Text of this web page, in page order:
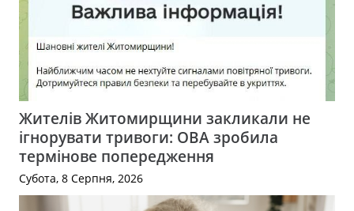
Жителів Житомирщини закликали не
ігнорувати тривоги: ОВА зробила
термінове попередження
Субота, 8 Серпня, 2026